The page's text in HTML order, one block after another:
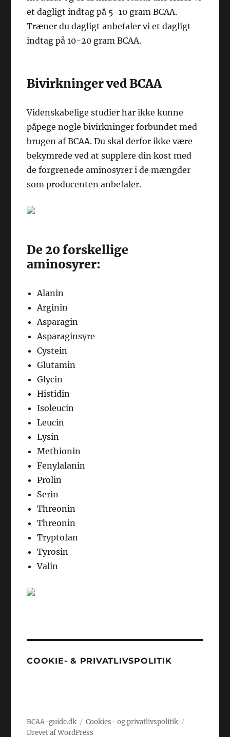
et dagligt indtag på 5-10 gram BCAA.
Træner du dagligt anbefaler vi et dagligt
indtag på 10-20 gram BCAA.
Bivirkninger ved BCAA
Videnskabelige studier har ikke kunne
påpege nogle bivirkninger forbundet med
brugen af BCAA. Du skal derfor ikke være
bekymrede ved at supplere din kost med
de forgrenede aminosyrer i de mængder
som producenten anbefaler.
De 20 forskellige
aminosyrer:
Alanin
Arginin
Asparagin
Asparaginsyre
Cystein
Glutamin
Glycin
Histidin
Isoleucin
Leucin
Lysin
Methionin
Fenylalanin
Prolin
Serin
Threonin
Threonin
Tryptofan
Tyrosin
Valin
COOKIE- & PRIVATLIVSPOLITIK
BCAA-guide.dk
Cookies- og privatlivspolitik
Drevet af WordPress